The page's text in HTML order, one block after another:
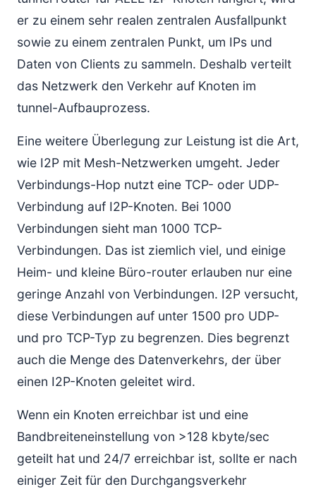
er zu einem sehr realen zentralen Ausfallpunkt
sowie zu einem zentralen Punkt, um IPs und
Daten von Clients zu sammeln. Deshalb verteilt
das Netzwerk den Verkehr auf Knoten im
tunnel-Aufbauprozess.
Eine weitere Überlegung zur Leistung ist die Art,
wie I2P mit Mesh-Netzwerken umgeht. Jeder
Verbindungs-Hop nutzt eine TCP- oder UDP-
Verbindung auf I2P-Knoten. Bei 1000
Verbindungen sieht man 1000 TCP-
Verbindungen. Das ist ziemlich viel, und einige
Heim- und kleine Büro-router erlauben nur eine
geringe Anzahl von Verbindungen. I2P versucht,
diese Verbindungen auf unter 1500 pro UDP-
und pro TCP-Typ zu begrenzen. Dies begrenzt
auch die Menge des Datenverkehrs, der über
einen I2P-Knoten geleitet wird.
Wenn ein Knoten erreichbar ist und eine
Bandbreiteneinstellung von >128 kbyte/sec
geteilt hat und 24/7 erreichbar ist, sollte er nach
einiger Zeit für den Durchgangsverkehr